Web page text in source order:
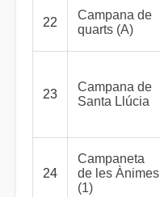
22
Campana de
quarts (A)
23
Campana de
Santa Llúcia
24
Campaneta
de les Ànimes
(1)